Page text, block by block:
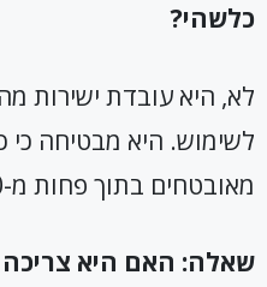
כלשהי?
לא, היא עובדת ישירות
לשימוש. היא מבטיחה כי
מאובטחים בתוך פחות מ-60 שניות.
שאלה: האם היא צריכה